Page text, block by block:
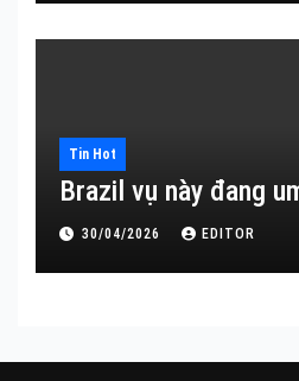
Tin Hot
Brazil vụ này đang
30/04/2026 EDITOR